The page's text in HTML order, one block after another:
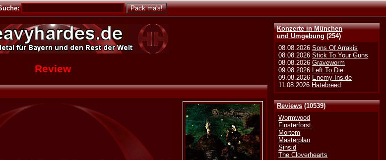
Konzerte in München
und Umgebung (254)
08.08.2026Sons Of Arrakis
08.08.2026Stick To Your Guns
08.08.2026Graveworm
09.08.2026 Left To Die
09.08.2026 Enemy Inside
11.08.2026 Hatebreed
Reviews(10539)
Wormwood
Finsterforst
Mortem
Masterplan
Sinsid
The Cloverhearts
Review